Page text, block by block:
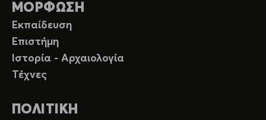
ΜΟΡΦΩΣΗ
Εκπαίδευση
Επιστήμη
Ιστορία - Αρχαιολογία
Τέχνες
ΠΟΛΙΤΙΚΗ